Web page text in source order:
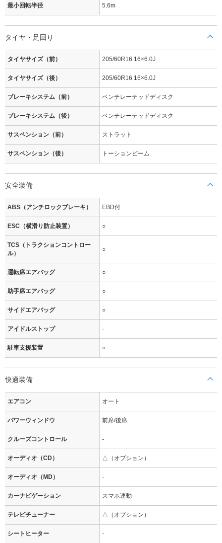
最小回転半径 5.6m
タイヤ・足回り
タイヤサイズ（前） 205/60R16 16×6.0J
タイヤサイズ（後） 205/60R16 16×6.0J
ブレーキシステム（前） ベンチレーテッドディスク
ブレーキシステム（後） ベンチレーテッドディスク
サスペンション（前） ストラット
サスペンション（後） トーションビーム
安全装備
ABS（アンチロックブレーキ） EBD付
ESC（横滑り防止装置） ○
TCS（トラクションコントロー
ル）
○
運転席エアバッグ ○
助手席エアバッグ ○
サイドエアバッグ ○
アイドルストップ -
駐車支援装置 ○
快適装備
エアコン オート
パワーウィンドウ 前席/後席
クルーズコントロール -
オーディオ（CD） △（オプション）
オーディオ（MD） -
カーナビゲーション スマホ連動
テレビチューナー △（オプション）
シートヒーター -